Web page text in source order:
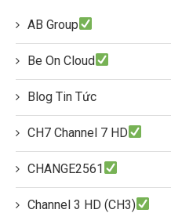
AB Group
Be On Cloud
Blog Tin Tức
CH7 Channel 7 HD
CHANGE2561
Channel 3 HD (CH3)